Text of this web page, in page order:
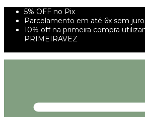
5% OFF no Pix
Parcelamento em até 6x sem
10% off na primeira compra
PRIMEIRAVEZ